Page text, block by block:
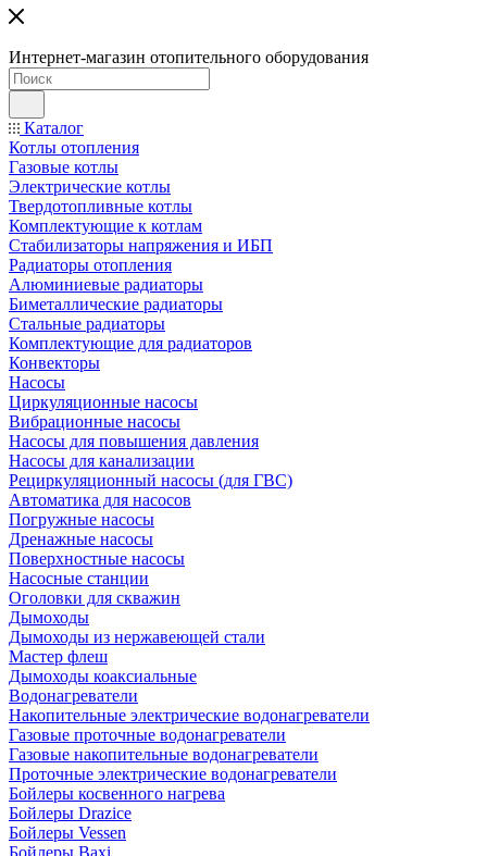
Интернет-магазин отопительного оборудования
Каталог
Котлы отопления
Газовые котлы
Электрические котлы
Твердотопливные котлы
Комплектующие к котлам
Стабилизаторы напряжения и ИБП
Радиаторы отопления
Алюминиевые радиаторы
Биметаллические радиаторы
Стальные радиаторы
Комплектующие для радиаторов
Конвекторы
Насосы
Циркуляционные насосы
Вибрационные насосы
Насосы для повышения давления
Насосы для канализации
Рециркуляционный насосы (для ГВС)
Автоматика для насосов
Погружные насосы
Дренажные насосы
Поверхностные насосы
Насосные станции
Оголовки для скважин
Дымоходы
Дымоходы из нержавеющей стали
Мастер флеш
Дымоходы коаксиальные
Водонагреватели
Накопительные электрические водонагреватели
Газовые проточные водонагреватели
Газовые накопительные водонагреватели
Проточные электрические водонагреватели
Бойлеры косвенного нагрева
Бойлеры Drazice
Бойлеры Vessen
Бойлеры Baxi